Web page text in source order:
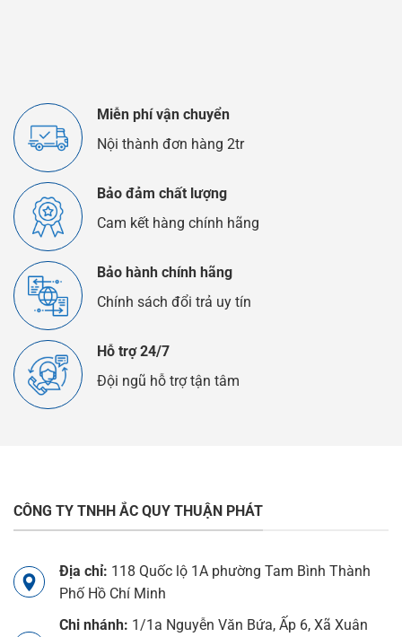
Thế
Miễn phí vận chuyển
Nội thành đơn hàng 2tr
Bảo đảm chất lượng
Cam kết hàng chính hãng
Bảo hành chính hãng
Chính sách đổi trả uy tín
Hỗ trợ 24/7
Đội ngũ hỗ trợ tận tâm
CÔNG TY TNHH ẮC QUY THUẬN PHÁT
Địa chỉ: 118 Quốc lộ 1A phường Tam Bình Thành
Phố Hồ Chí Minh
Chi nhánh: 1/1a Nguyễn Văn Bứa, Ấp 6, Xã Xuân